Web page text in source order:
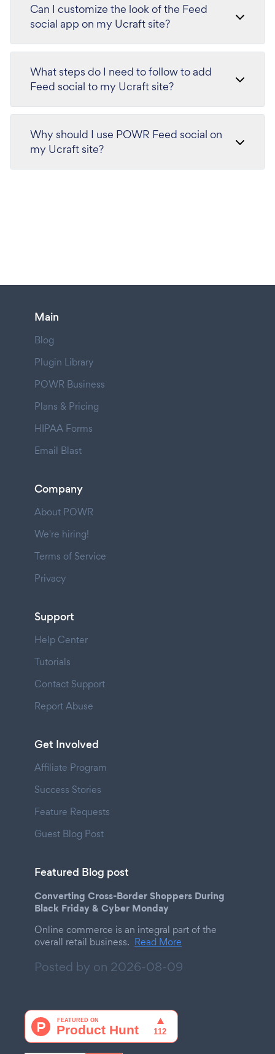
Can I customize the look of the Feed
social app on my Ucraft site?
What steps do I need to follow to add
Feed social to my Ucraft site?
Why should I use POWR Feed social on
my Ucraft site?
Main
Blog
Plugin Library
POWR Business
Plans & Pricing
HIPAA Forms
Email Blast
Company
About POWR
We're hiring!
Terms of Service
Privacy
Support
Help Center
Tutorials
Contact Support
Report Abuse
Get Involved
Affiliate Program
Success Stories
Feature Requests
Guest Blog Post
Featured Blog post
Converting Cross-Border Shoppers During
Black Friday & Cyber Monday
Online commerce is an integral part of the
overall retail business. Read More
Posted by on 2026-08-09